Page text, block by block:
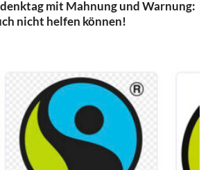
mit Mahnung und Warnung:
nicht helfen können!